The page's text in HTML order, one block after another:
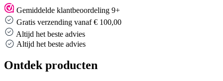
Gemiddelde klantbeoordeling 9+
Gratis verzending vanaf € 100,00
Altijd het beste advies
Altijd het beste advies
Ontdek producten